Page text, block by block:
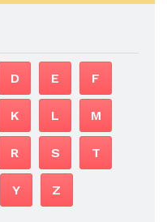
D E F
K L M
R S T
Y Z